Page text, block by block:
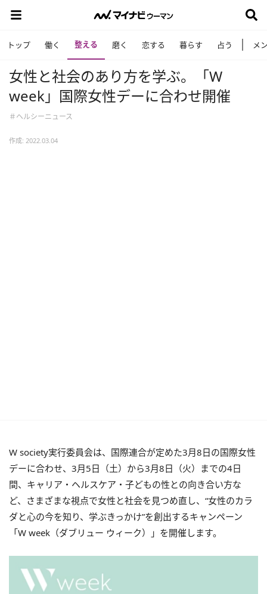
トップ 働く 整える 磨く 恋する 暮らす 占う メ
女性と社会のあり方を学ぶ。「W
week」国際女性デーに合わせ開催
＃ヘルシーニュース
作成: 2022.03.04
W society実行委員会は、国際連合が定めた3月8日の国際女性
デーに合わせ、3月5日（土）から3月8日（火）までの4日
間、キャリア・ヘルスケア・子どもの性との向き合い方な
ど、さまざまな視点で女性と社会を見つめ直し、“女性のカラ
ダと心の今を知り、学ぶきっかけ”を創出するキャンペーン
「W week（ダブリュー ウィーク）」を開催します。